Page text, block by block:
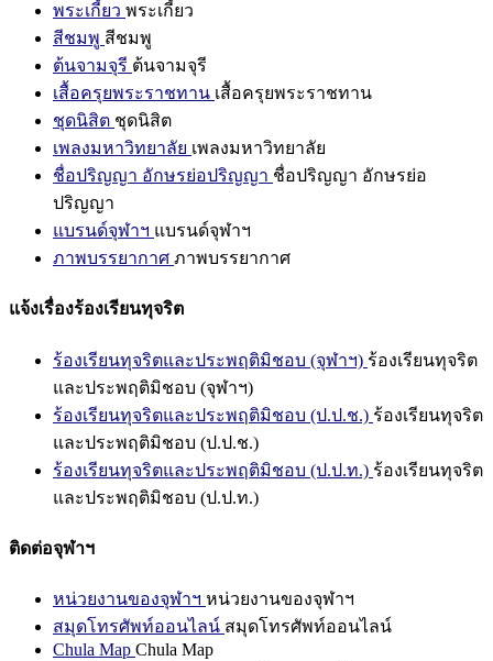
พระเกี้ยว พระเกี้ยว
สีชมพู สีชมพู
ต้นจามจุรี ต้นจามจุรี
เสื้อครุยพระราชทาน เสื้อครุยพระราชทาน
ชุดนิสิต ชุดนิสิต
เพลงมหาวิทยาลัย เพลงมหาวิทยาลัย
ชื่อปริญญา อักษรย่อปริญญา ชื่อปริญญา อักษรย่อ
ปริญญา
แบรนด์จุฬาฯ แบรนด์จุฬาฯ
ภาพบรรยากาศ ภาพบรรยากาศ
แจ้งเรื่องร้องเรียนทุจริต
ร้องเรียนทุจริตและประพฤติมิชอบ (จุฬาฯ) ร้องเรียนทุจริต
และประพฤติมิชอบ (จุฬาฯ)
ร้องเรียนทุจริตและประพฤติมิชอบ (ป.ป.ช.) ร้องเรียนทุจริต
และประพฤติมิชอบ (ป.ป.ช.)
ร้องเรียนทุจริตและประพฤติมิชอบ (ป.ป.ท.) ร้องเรียนทุจริต
และประพฤติมิชอบ (ป.ป.ท.)
ติดต่อจุฬาฯ
หน่วยงานของจุฬาฯ หน่วยงานของจุฬาฯ
สมุดโทรศัพท์ออนไลน์ สมุดโทรศัพท์ออนไลน์
Chula Map Chula Map